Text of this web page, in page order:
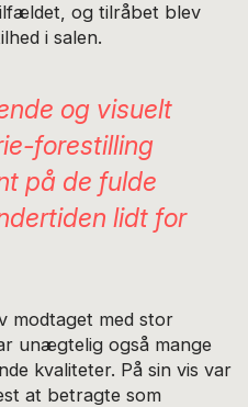
og tilråbet blev
i salen.
og visuelt
forestilling
på de fulde
lidt for
modtaget med stor
unægtelig også mange
kvaliteter. På sin vis var
at betragte som